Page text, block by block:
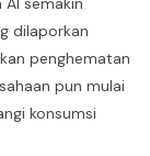
dilaporkan
penghematan
pun mulai
konsumsi